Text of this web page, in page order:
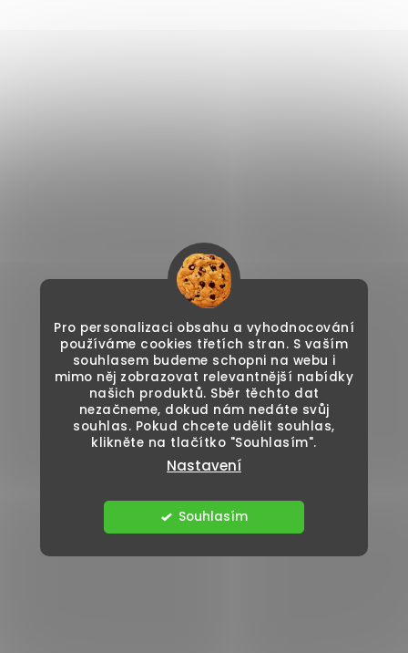
Pro personalizaci obsahu a vyhodnocování
používáme cookies třetích stran. S vaším
souhlasem budeme schopni na webu i
mimo něj zobrazovat relevantnější nabídky
našich produktů. Sběr těchto dat
nezačneme, dokud nám nedáte svůj
souhlas. Pokud chcete udělit souhlas,
klikněte na tlačítko "Souhlasím".
Nastavení
Souhlasím